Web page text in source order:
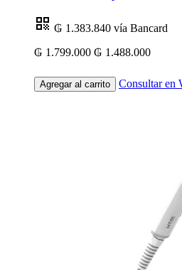
₲ 1.383.840 vía Bancard
₲ 1.799.000 ₲ 1.488.000
Agregar al carrito Consultar en